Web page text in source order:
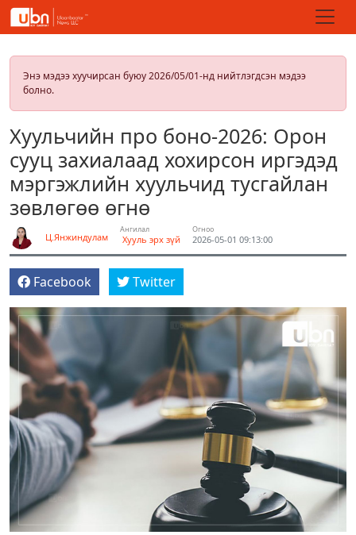
Энэ мэдээ хуучирсан буюу 2026/05/01-нд нийтлэгдсэн мэдээ
болно.
Хуульчийн про боно-2026: Орон
сууц захиалаад хохирсон иргэдэд
мэргэжлийн хуульчид тусгайлан
зөвлөгөө өгнө
Ц.Янжиндулам
Ангилал
Хууль эрх зүй
Огноо
2026-05-01 09:13:00
Facebook Twitter